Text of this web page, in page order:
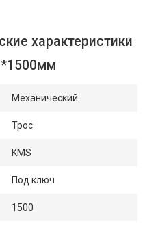
характеристики
Механический
Трос
KMS
Под ключ
1500